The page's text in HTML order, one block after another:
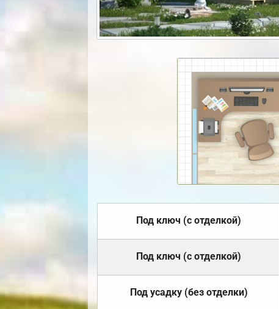
Под ключ (с отделкой)
Под ключ (с отделкой)
Под усадку (без отделки)